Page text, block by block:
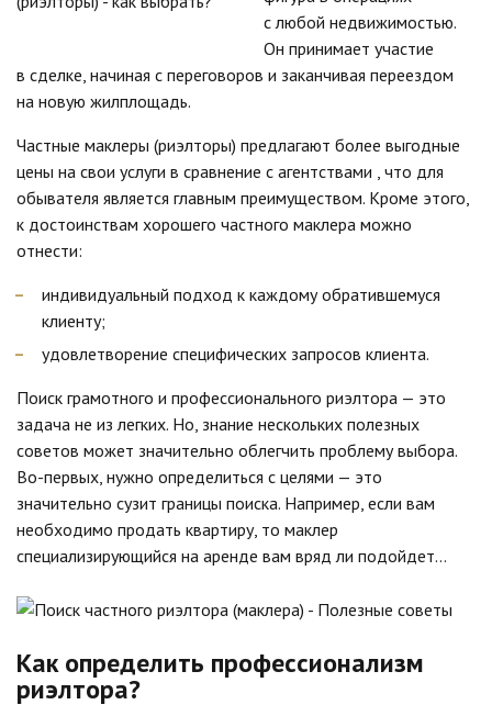
с любой недвижимостью.
Он принимает участие
в сделке, начиная с переговоров и заканчивая переездом
на новую жилплощадь.
Частные маклеры (риэлторы) предлагают более выгодные
цены на свои услуги в сравнение с агентствами , что для
обывателя является главным преимуществом. Кроме этого,
к достоинствам хорошего частного маклера можно
отнести:
индивидуальный подход к каждому обратившемуся
клиенту;
удовлетворение специфических запросов клиента.
Поиск грамотного и профессионального риэлтора — это
задача не из легких. Но, знание нескольких полезных
советов может значительно облегчить проблему выбора.
Во-первых, нужно определиться с целями — это
значительно сузит границы поиска. Например, если вам
необходимо продать квартиру, то маклер
специализирующийся на аренде вам вряд ли подойдет…
Как определить профессионализм
риэлтора?